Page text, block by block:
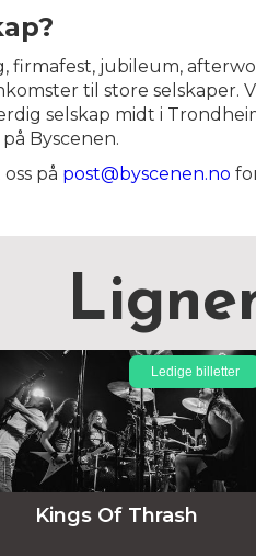
firmafest, jubileum,
til store selskaper.
selskap midt i
Byscenen.
på post@byscenen.no
Kings Of Thrash
Ledige billetter